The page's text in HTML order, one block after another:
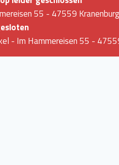
55 - 47559 Kranenburg
- Im Hammereisen 55 -